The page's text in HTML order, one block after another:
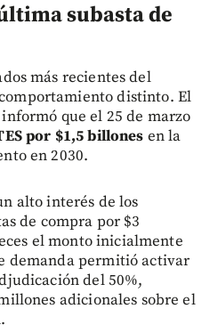
subasta de
más recientes del
distinto. El
que el 25 de marzo
por $1,5 billones en la
en 2030.
alto interés de los
de compra por $3
el monto inicialmente
demanda permitió activar
del 50%,
adicionales sobre el